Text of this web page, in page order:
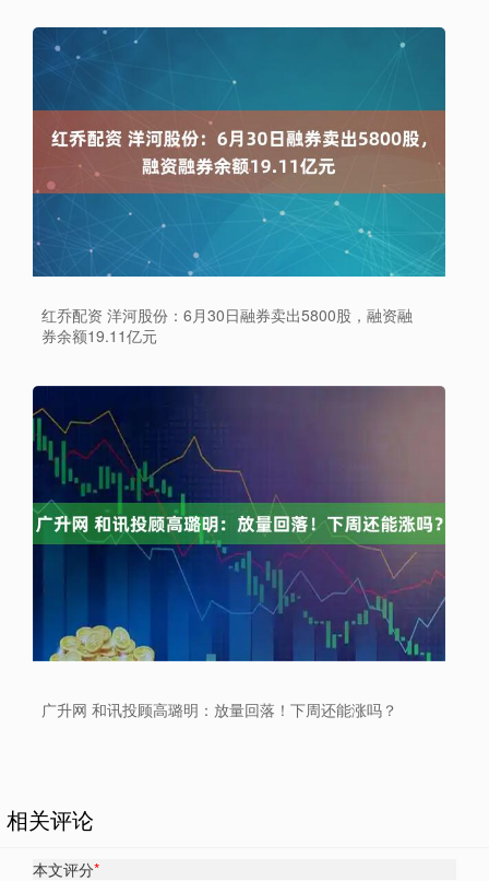
红乔配资 洋河股份：6月30日融券卖出5800股，融资融
券余额19.11亿元
广升网 和讯投顾高璐明：放量回落！下周还能涨吗？
相关评论
本文评分*